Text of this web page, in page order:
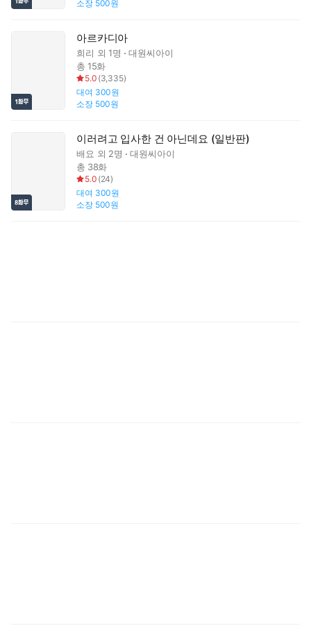
소장 500원
아르카디아
희리 외 1명
대원씨아이
총 15화
5.0 (3,335)
대여 300원
소장 500원
이러려고 입사한 건 아닌데요 (일반판)
배요 외 2명
대원씨아이
총 38화
5.0 (24)
대여 300원
소장 500원